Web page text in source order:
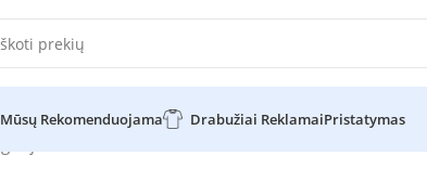
Mūsų Rekomenduojama Drabužiai ReklamaiPristatymas